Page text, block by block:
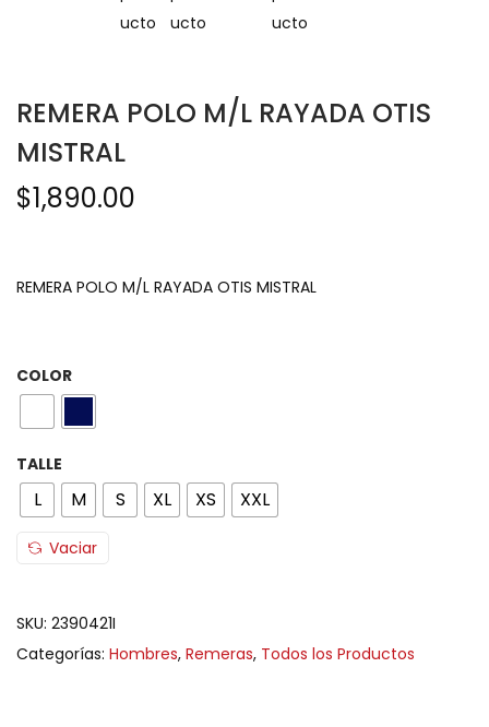
REMERA POLO M/L RAYADA OTIS
MISTRAL
$1,890.00
REMERA POLO M/L RAYADA OTIS MISTRAL
COLOR
TALLE
L M S XL XS XXL
Vaciar
SKU: 2390421I
Categorías: Hombres, Remeras, Todos los Productos